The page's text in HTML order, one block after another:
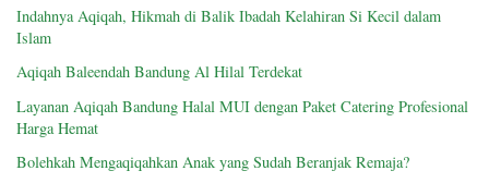
Indahnya Aqiqah, Hikmah di Balik Ibadah Kelahiran Si Kecil dalam
Islam
Aqiqah Baleendah Bandung Al Hilal Terdekat
Layanan Aqiqah Bandung Halal MUI dengan Paket Catering Profesional
Harga Hemat
Bolehkah Mengaqiqahkan Anak yang Sudah Beranjak Remaja?